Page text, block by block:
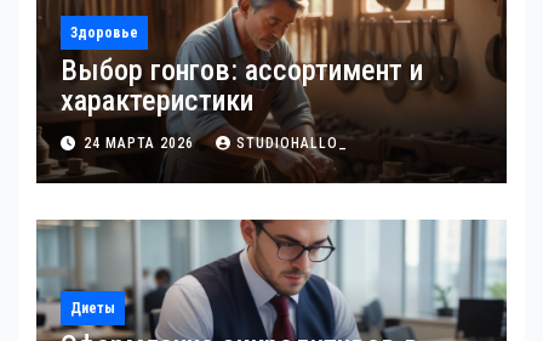
Здоровье
Выбор гонгов: ассортимент и
характеристики
24 МАРТА 2026 STUDIOHALLO_
Диеты